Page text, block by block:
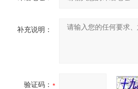
补充说明：
验证码：